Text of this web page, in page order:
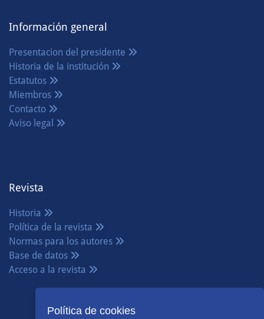
Información general
Presentacion del presidente
Historia de la institución
Estatutos
Miembros
Contacto
Aviso legal
Revista
Historia
Política de la revista
Normas para los autores
Base de datos
Acceso a la revista
Política de cookies